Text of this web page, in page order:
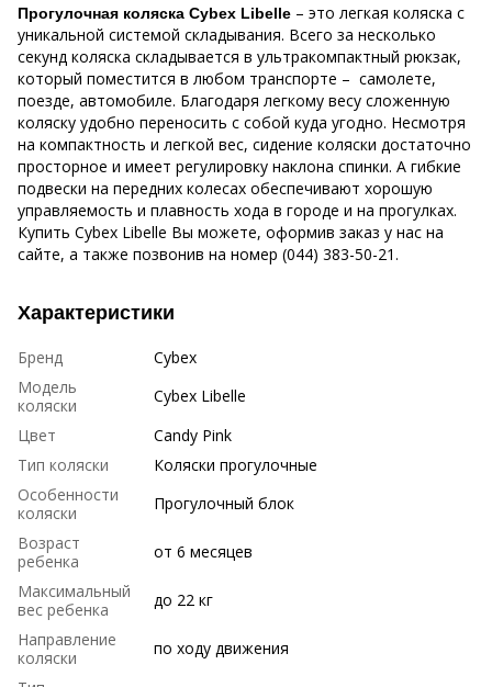
Прогулочная коляска Cybex Libelle – это легкая коляска с
уникальной системой складывания. Всего за несколько
секунд коляска складывается в ультракомпактный рюкзак,
который поместится в любом транспорте – самолете,
поезде, автомобиле. Благодаря легкому весу сложенную
коляску удобно переносить с собой куда угодно. Несмотря
на компактность и легкой вес, сидение коляски достаточно
просторное и имеет регулировку наклона спинки. А гибкие
подвески на передних колесах обеспечивают хорошую
управляемость и плавность хода в городе и на прогулках.
Купить Cybex Libelle Вы можете, оформив заказ у нас на
сайте, а также позвонив на номер (044) 383-50-21.
Характеристики
Бренд
Cybex
Модель
коляски
Cybex Libelle
Цвет
Candy Pink
Тип коляски
Коляски прогулочные
Особенности
коляски
Прогулочный блок
Возраст
ребенка
от 6 месяцев
Максимальный
вес ребенка
до 22 кг
Направление
коляски
по ходу движения